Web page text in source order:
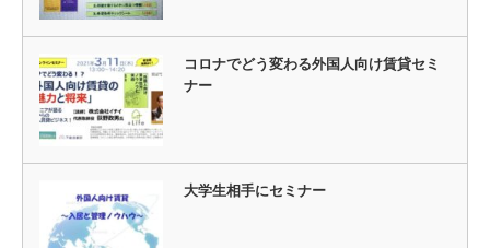
コロナでどう変わる外国人向け賃貸セミ
ナー
大学生相手にセミナー